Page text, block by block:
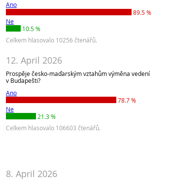
Ano
89.5 %
Ne
10.5 %
Celkem hlasovalo 10256 čtenářů.
12. April 2026
Prospěje česko-maďarským vztahům výměna vedení
v Budapešti?
Ano
78.7 %
Ne
21.3 %
Celkem hlasovalo 106603 čtenářů.
8. April 2026